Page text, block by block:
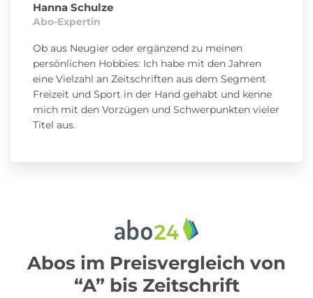
Hanna Schulze
Abo-Expertin
Ob aus Neugier oder ergänzend zu meinen
persönlichen Hobbies: Ich habe mit den Jahren
eine Vielzahl an Zeitschriften aus dem Segment
Freizeit und Sport in der Hand gehabt und kenne
mich mit den Vorzügen und Schwerpunkten vieler
Titel aus.
Abos im Preisvergleich von
“A” bis Zeitschrift